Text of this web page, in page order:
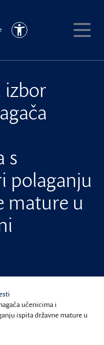
Pristupačnost
izbor
s
polaganju
mature u
učenicima i
ispita državne mature u